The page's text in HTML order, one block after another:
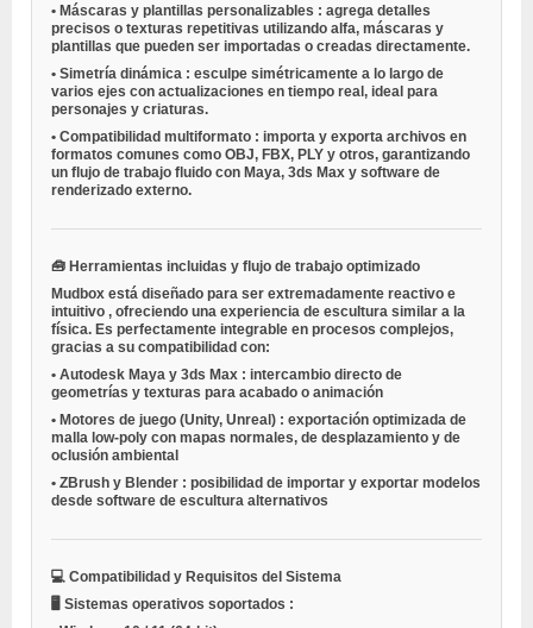
• Máscaras y plantillas personalizables : agrega detalles
precisos o texturas repetitivas utilizando alfa, máscaras y
plantillas que pueden ser importadas o creadas directamente.
• Simetría dinámica : esculpe simétricamente a lo largo de
varios ejes con actualizaciones en tiempo real, ideal para
personajes y criaturas.
• Compatibilidad multiformato : importa y exporta archivos en
formatos comunes como OBJ, FBX, PLY y otros, garantizando
un flujo de trabajo fluido con Maya, 3ds Max y software de
renderizado externo.
🧰 Herramientas incluidas y flujo de trabajo optimizado
Mudbox está diseñado para ser extremadamente reactivo e
intuitivo , ofreciendo una experiencia de escultura similar a la
física. Es perfectamente integrable en procesos complejos,
gracias a su compatibilidad con:
• Autodesk Maya y 3ds Max : intercambio directo de
geometrías y texturas para acabado o animación
• Motores de juego (Unity, Unreal) : exportación optimizada de
malla low-poly con mapas normales, de desplazamiento y de
oclusión ambiental
• ZBrush y Blender : posibilidad de importar y exportar modelos
desde software de escultura alternativos
💻 Compatibilidad y Requisitos del Sistema
🖥️ Sistemas operativos soportados :